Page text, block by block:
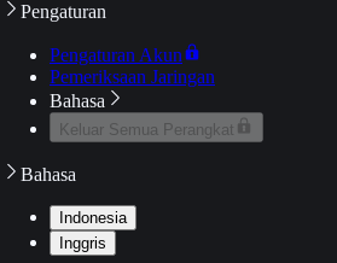
Pengaturan
Pengaturan Akun
Pemeriksaan Jaringan
Bahasa
Keluar Semua Perangkat
Bahasa
Indonesia
Inggris